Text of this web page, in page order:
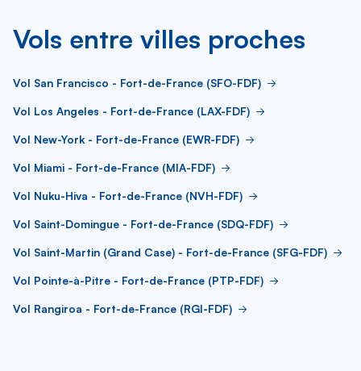
Vols entre villes proches
Vol San Francisco - Fort-de-France (SFO-FDF)
Vol Los Angeles - Fort-de-France (LAX-FDF)
Vol New-York - Fort-de-France (EWR-FDF)
Vol Miami - Fort-de-France (MIA-FDF)
Vol Nuku-Hiva - Fort-de-France (NVH-FDF)
Vol Saint-Domingue - Fort-de-France (SDQ-FDF)
Vol Saint-Martin (Grand Case) - Fort-de-France (SFG-FDF)
Vol Pointe-à-Pitre - Fort-de-France (PTP-FDF)
Vol Rangiroa - Fort-de-France (RGI-FDF)